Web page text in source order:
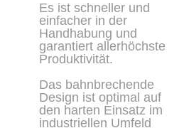
Es ist schneller und
einfacher in der
Handhabung und
garantiert allerhöchste
Produktivität.
Das bahnbrechende
Design ist optimal auf
den harten Einsatz im
industriellen Umfeld